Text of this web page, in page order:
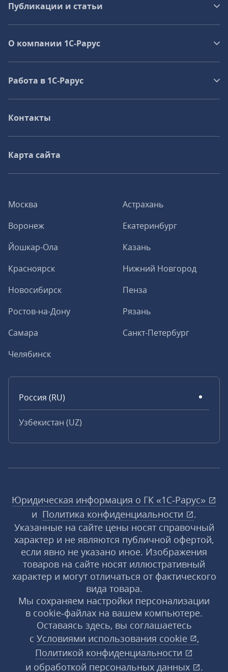
Москва
Астрахань
Воронеж
Екатеринбург
Йошкар-Ола
Казань
Красноярск
Нижний Новгород
Новосибирск
Пенза
Ростов-на-Дону
Рязань
Самара
Санкт-Петербург
Челябинск
Россия (RU)
Узбекистан (UZ)
Публикации и статьи
О компании 1C-Рарус
Работа в 1С‑Рарус
Контакты
Карта сайта
Юридическая информация о ГК «1С‑Рарус»
и Политика конфиденциальности
.
Указанные на сайте цены носят справочный
характер и не являются публичной офертой,
если явно не указано иное. Изображения
товаров на сайте носят иллюстративный
характер и могут отличаться от фактического
вида товара.
Мы сохраняем настройки персонализации
в cookie‑файлах на вашем компьютере.
Оставаясь здесь, вы соглашаетесь
с Условиями использования cookie
,
Политикой конфиденциальности
и обработкой персональных данных .